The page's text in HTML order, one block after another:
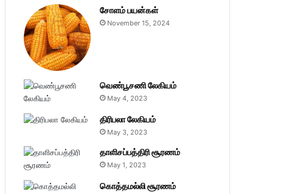
சோளம் பயன்கள்
November 15, 2024
வெண்பூசணி லேகியம்
May 4, 2023
திரிபலா லேகியம்
May 3, 2023
தாளிசப்பத்திரி சூரணம்
May 1, 2023
கொத்தமல்லி சூரணம்